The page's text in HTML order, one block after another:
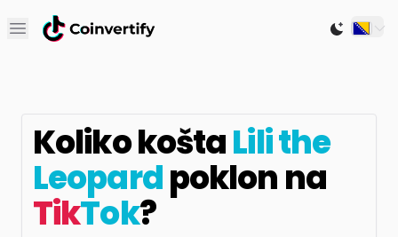
Open main menu Switch
Koliko koštaLili the
Leopardpoklon na
TikTok?